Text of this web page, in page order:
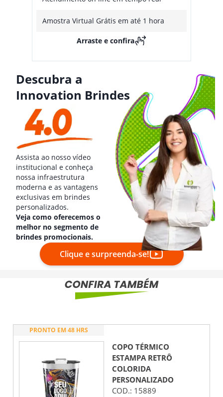
Amostra Virtual Grátis em até 1 hora
Arraste e confira
Descubra a
Innovation Brindes
Assista ao nosso vídeo
institucional e conheça
nossa infraestrutura
moderna e as vantagens
exclusivas em brindes
personalizados.
Veja como oferecemos o
melhor no segmento de
brindes promocionais.
Clique e surpreenda-se!
PRONTO EM 48 HRS
COPO TÉRMICO
ESTAMPA RETRÔ
COLORIDA
PERSONALIZADO
COD.: 15889